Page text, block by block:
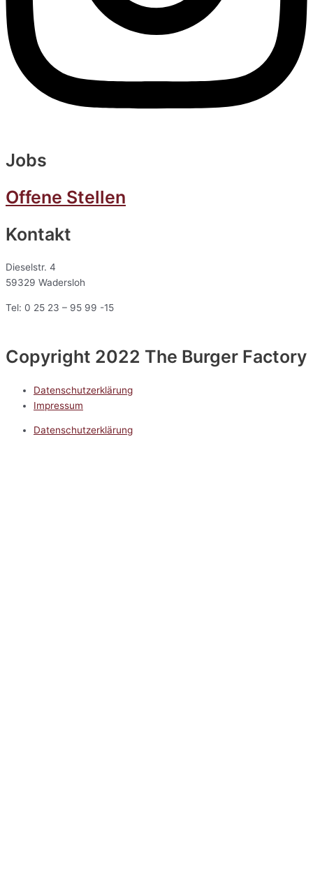
Jobs
Offene Stellen
Kontakt
Dieselstr. 4
59329 Wadersloh
Tel: 0 25 23 – 95 99 -15
Copyright 2022 The Burger Factory
Datenschutzerklärung
Impressum
Datenschutzerklärung